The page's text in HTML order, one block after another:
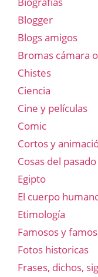
Blogger
Blogs amigos
Bromas cámara
Chistes
Ciencia
Cine y películas
Comic
Cortos y
Cosas del pasado
Egipto
El cuerpo
Etimología
Famosos y
Fotos historicas
Frases, dichos,